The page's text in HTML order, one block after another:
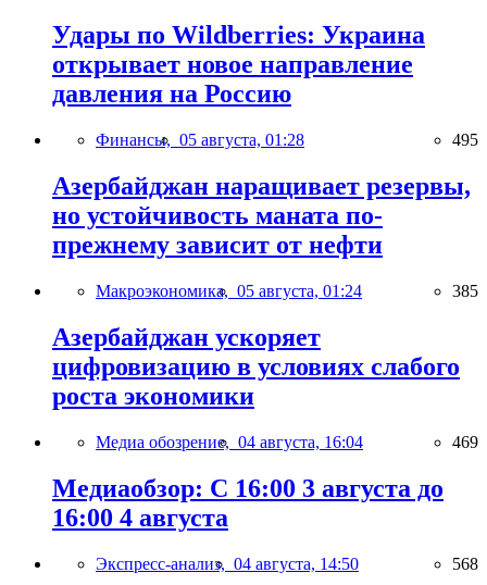
Удары по Wildberries: Украина
открывает новое направление
давления на Россию
Финансы, 05 августа, 01:28 495
Азербайджан наращивает резервы,
но устойчивость маната по-
прежнему зависит от нефти
Макроэкономика, 05 августа, 01:24 385
Азербайджан ускоряет
цифровизацию в условиях слабого
роста экономики
Медиа обозрение, 04 августа, 16:04 469
Медиаобзор: С 16:00 3 августа до
16:00 4 августа
Экспресс-анализ, 04 августа, 14:50 568